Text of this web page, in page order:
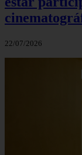
22/07/2026